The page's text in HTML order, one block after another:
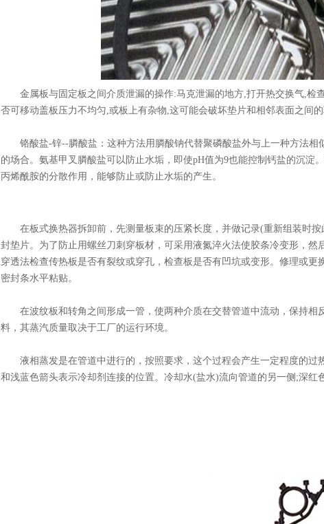
金属板与固定板之间介质泄漏的操作:马克泄漏的地方,打开热交换气,
否可移动盖板压力不均匀,或板上有杂物,这可能会破坏垫片和相邻表面之间
铬酸盐-锌--膦酸盐：这种方法用膦酸钠代替聚磷酸盐外与上一种方法
的场合。氨基甲叉膦酸盐可以防止水垢，即使pH值为9也能控制钙盐的沉
丙烯酰胺的分散作用，能够防止或防止水垢的产生。
在板式换热器拆卸前，先测量板束的压紧长度，并做记录(重新组装时
封垫片。为了防止用螺丝刀刺穿板材，可采用液氮淬火法使胶条冷变形，
穿透法检查传热板是否有裂纹或穿孔，检查板是否有凹坑或变形。修理或
密封条水平粘贴。
在波纹板和转角之间形成一管，使两种介质在交替管道中流动，保持
料，其蒸汽质量取决于工厂的运行环境。
液相蒸发是在管道中进行的，按照要求，这个过程会产生一定程度的
和浅蓝色箭头表示冷却剂连接的位置。冷却水(盐水)流向管道的另一侧;深红